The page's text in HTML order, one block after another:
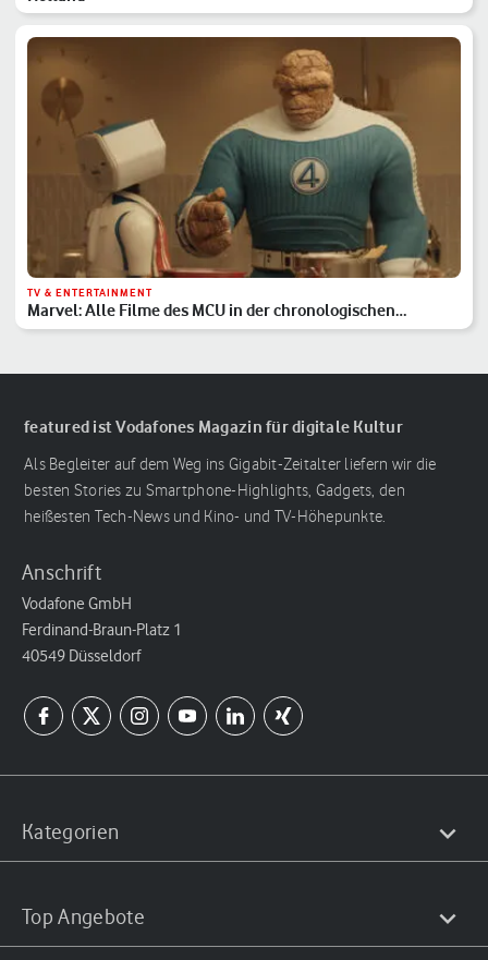
TV & ENTERTAINMENT
Marvel: Alle Filme des MCU in der chronologischen
Reihenfolge
featured ist Vodafones Magazin für digitale Kultur
Als Begleiter auf dem Weg ins Gigabit-Zeitalter liefern wir die
besten Stories zu Smartphone-Highlights, Gadgets, den
heißesten Tech-News und Kino- und TV-Höhepunkte.
Anschrift
Vodafone GmbH
Ferdinand-Braun-Platz 1
40549 Düsseldorf
Kategorien
Top Angebote